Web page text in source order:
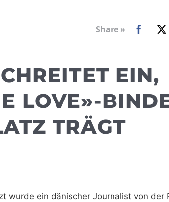
Share »
EIN,
LOVE»-
TRÄGT
wurde ein dänischer Journalist von der